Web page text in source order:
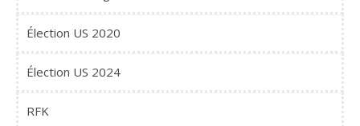
Élection US 2020
Élection US 2024
RFK